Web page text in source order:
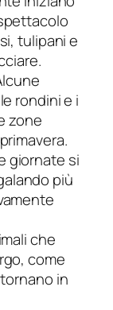
tulipani e
rondini e i
zone
giornate si
più
che
come
in